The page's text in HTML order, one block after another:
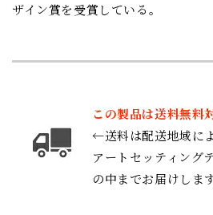
ザイン賞を受賞している。
この製品は送料無料
←送料は配送地域に
アートセッティング
の中までお届けします